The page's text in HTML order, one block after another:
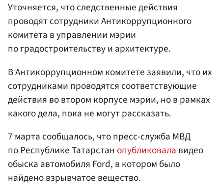
Уточняется, что следственные действия
проводят сотрудники Антикоррупционного
комитета в управлении мэрии
по градостроительству и архитектуре.
В Антикоррупционном комитете заявили, что их
сотрудниками проводятся соответствующие
действия во втором корпусе мэрии, но в рамках
какого дела, пока не могут рассказать.
7 марта сообщалось, что пресс-служба МВД
поРеспублике Татарстанопубликовалавидео
обыска автомобиля Ford, в котором было
найдено взрывчатое вещество.